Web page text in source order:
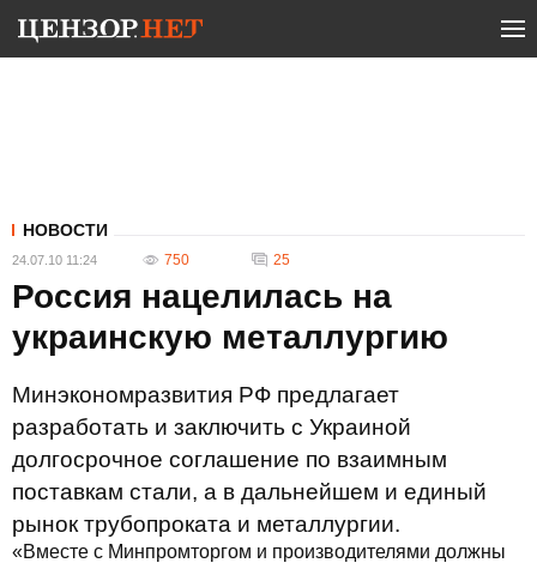
НОВОСТИ
24.07.10 11:24 750 25
Россия нацелилась на
украинскую металлургию
Минэкономразвития РФ предлагает
разработать и заключить с Украиной
долгосрочное соглашение по взаимным
поставкам стали, а в дальнейшем и единый
рынок трубопроката и металлургии.
«Вместе с Минпромторгом и производителями должны